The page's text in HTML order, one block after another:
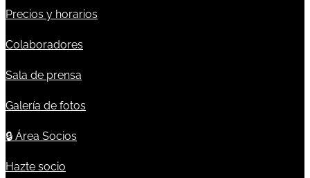
Precios y horarios
Colaboradores
Sala de prensa
Galería de fotos
🔒 Área Socios
Hazte socio